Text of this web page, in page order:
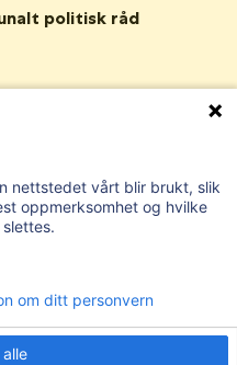
politisk råd
og kultur
velferd
nettstedet vårt blir brukt, slik
oppmerksomhet og hvilke
om ditt personvern